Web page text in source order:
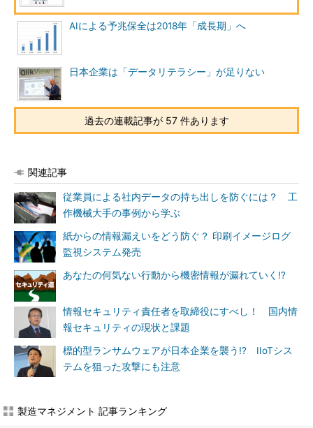
AIによる予兆保全は2018年「成長期」へ
日本企業は「データリテラシー」が足りない
過去の連載記事が 57 件あります
関連記事
従業員による社内データの持ち出しを防ぐには？ 工
作機械大手の事例から学ぶ
紙からの情報漏えいをどう防ぐ？ 印刷イメージログ
監視システム発売
あなたの何気ない行動から機密情報が漏れていく!?
情報セキュリティ責任者を取締役にすべし！ 国内情
報セキュリティの現状と課題
標的型ランサムウェアが日本企業を襲う!? IIoTシス
テムを狙った攻撃にも注意
製造マネジメント 記事ランキング